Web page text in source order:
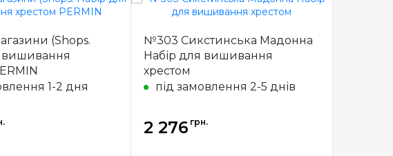
(Shops.
вишивання
1-2 дня
№303 Сикстинська Мадонна
Набір для вишивання
хрестом
під замовлення 2-5 днів
2 276 грн.